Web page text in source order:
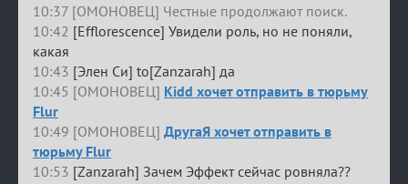
10:37 [ОМОНОВЕЦ] Честные продолжают поиск.
10:42 [Efflorescence] Увидели роль, но не поняли,
какая
10:43 [Элен Си] to[Zanzarah] да
10:45 [ОМОНОВЕЦ] Kidd хочет отправить в тюрьму
Flur
10:49 [ОМОНОВЕЦ] ДругаЯ хочет отправить в
тюрьму Flur
10:53 [Zanzarah] Зачем Эффект сейчас ровняла??